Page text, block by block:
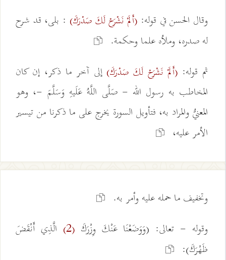
وقال الحسن في قوله: (أَلَمْ نَشْرَحْ لَكَ صَدْرَكَ) : بلى، قد شرح
له صدره، وملأه علما وحكمة.
ثم قوله: (أَلَمْ نَشْرَحْ لَكَ صَدْرَكَ) إلى آخر ما ذكر، إن كان
المخاطب به رسول الله - صَلَّى اللَّهُ عَلَيهِ وَسَلَّمَ -، وهو
المعنيُّ والمراد به، فتأويل السورة يخرج على ما ذكرنا من تيسير
الأمر عليه،
وتخفيف ما حمله عليه وأمر به.
وقوله - تعالى: (وَوَضَعْنَا عَنْكَ وِزْرَكَ(2)
الَّذِي أَنْقَضَ
ظَهْرَكَ):